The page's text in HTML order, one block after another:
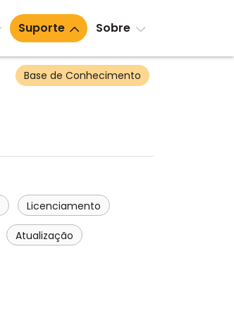
Suporte Sobre
Base de Conhecimento
Licenciamento
Atualização